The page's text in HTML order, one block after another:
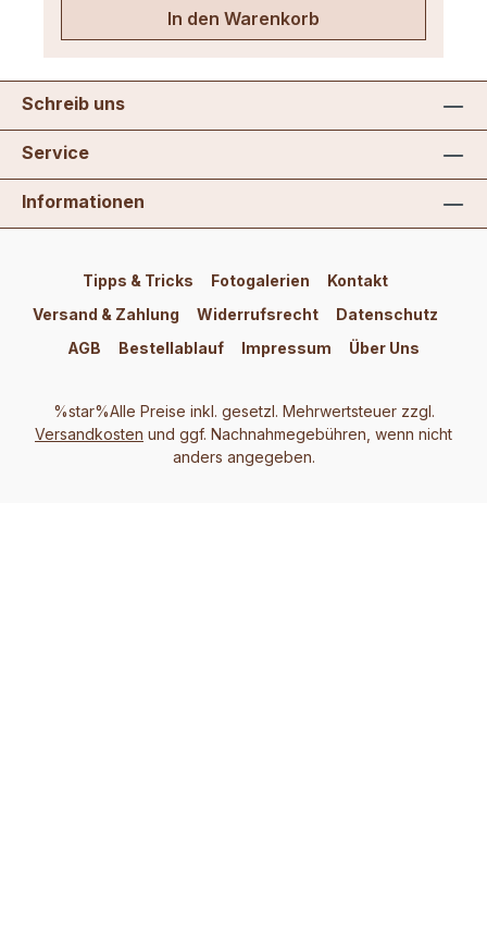
In den Warenkorb
Schreib uns
Service
Informationen
Tipps & Tricks Fotogalerien
Kontakt
Versand & Zahlung
Widerrufsrecht
Datenschutz
AGB
Bestellablauf Impressum Über Uns
%star%Alle Preise inkl. gesetzl. Mehrwertsteuer zzgl.
Versandkosten und ggf. Nachnahmegebühren, wenn nicht
anders angegeben.